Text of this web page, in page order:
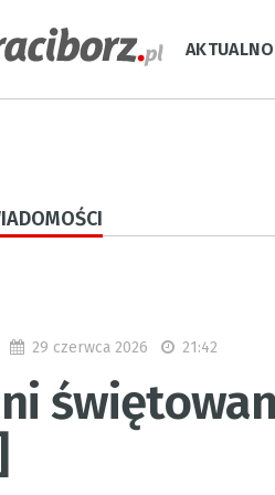
29 czerwca 2026 21:42